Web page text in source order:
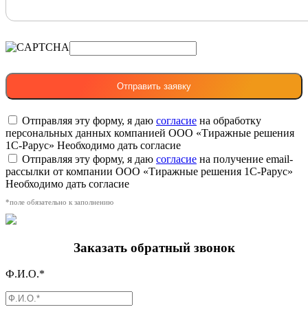
Отправляя эту форму, я даю согласие на обработку
персональных данных компанией ООО «Тиражные решения
1С-Рарус» Необходимо дать согласие
Отправляя эту форму, я даю согласие на получение email-
рассылки от компании ООО «Тиражные решения 1С-Рарус»
Необходимо дать согласие
*поле обязательно к заполнению
Заказать обратный звонок
Ф.И.О.*